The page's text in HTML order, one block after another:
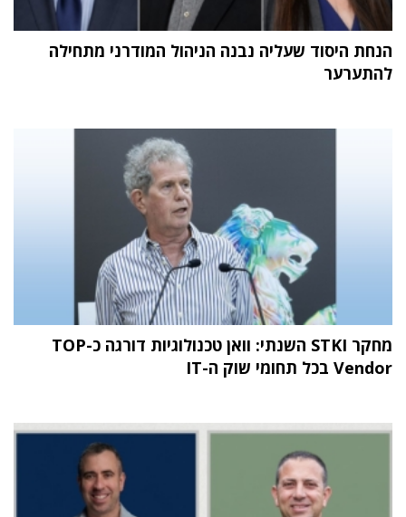
הנחת היסוד שעליה נבנה הניהול המודרני מתחילה
להתערער
מחקר STKI השנתי: וואן טכנולוגיות דורגה כ-TOP
Vendor בכל תחומי שוק ה-IT